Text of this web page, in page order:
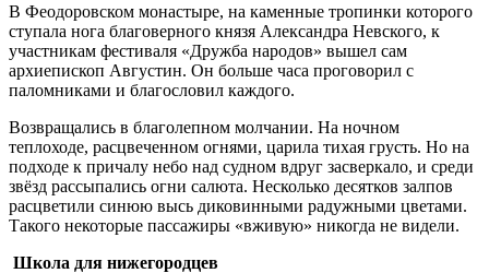
В Феодоровском монастыре, на каменные тропинки которого
ступала нога благоверного князя Александра Невского, к
участникам фестиваля «Дружба народов» вышел сам
архиепископ Августин. Он больше часа проговорил с
паломниками и благословил каждого.
Возвращались в благолепном молчании. На ночном
теплоходе, расцвеченном огнями, царила тихая грусть. Но на
подходе к причалу небо над судном вдруг засверкало, и среди
звёзд рассыпались огни салюта. Несколько десятков залпов
расцветили синюю высь диковинными радужными цветами.
Такого некоторые пассажиры «вживую» никогда не видели.
Школа для нижегородцев